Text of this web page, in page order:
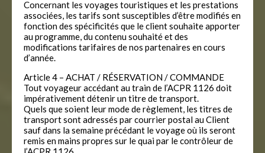
Concernant les voyages touristiques et les prestations
associées, les tarifs sont susceptibles d’être modifiés en
fonction des spécificités que le client souhaite apporter
au programme, du contenu souhaité et des
modifications tarifaires de nos partenaires en cours
d’année.
Article 4 – ACHAT / RÉSERVATION / COMMANDE
Tout voyageur accédant au train de l’ACPR 1126 doit
impérativement détenir un titre de transport.
Quels que soient leur mode de règlement, les titres de
transport sont adressés par courrier postal au Client
sauf dans la semaine précédant le voyage où ils seront
remis en mains propres sur le quai par le contrôleur de